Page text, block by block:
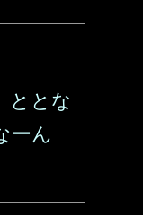
ととな
ーん